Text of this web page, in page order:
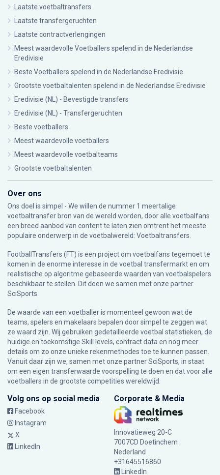
Laatste voetbaltransfers
Laatste transfergeruchten
Laatste contractverlengingen
Meest waardevolle Voetballers spelend in de Nederlandse
Eredivisie
Beste Voetballers spelend in de Nederlandse Eredivisie
Grootste voetbaltalenten spelend in de Nederlandse Eredivisie
Eredivisie (NL) - Bevestigde transfers
Eredivisie (NL) - Transfergeruchten
Beste voetballers
Meest waardevolle voetballers
Meest waardevolle voetbalteams
Grootste voetbaltalenten
Over ons
Ons doel is simpel - We willen de nummer 1 meertalige
voetbaltransfer bron van de wereld worden, door alle voetbalfans
een breed aanbod van content te laten zien omtrent het meeste
populaire onderwerp in de voetbalwereld: Voetbaltransfers.
FootballTransfers (FT) is een project om voetbalfans tegemoet te
komen in de enorme interesse in de voetbal transfermarkt en om
realistische op algoritme gebaseerde waarden van voetbalspelers
beschikbaar te stellen. Dit doen we samen met onze partner
SciSports
De waarde van een voetballer is momenteel gewoon wat de
teams, spelers en makelaars bepalen door simpel te zeggen wat
ze waard zijn. Wij gebruiken gedetailleerde voetbal statistieken, de
huidige en toekomstige Skill levels, contract data en nog meer
details om zo onze unieke rekenmethodes toe te kunnen passen.
Vanuit daar zijn we, samen met onze partner SciSports, in staat
om een eigen transferwaarde voorspelling te doen en dat voor alle
voetballers in de grootste competities wereldwijd.
Volg ons op social media
Facebook
Instagram
X
LinkedIn
Corporate & Media
Innovatieweg 20-C
7007CD Doetinchem
Nederland
+31645516860
LinkedIn